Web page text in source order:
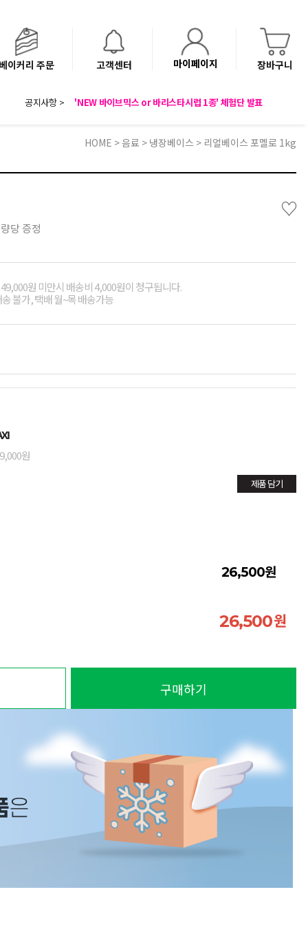
베이커리 주문 고객센터 마이페이지 장바구니
공지사항 >
'NEW 바이브믹스 or 바리스타시럽 1종' 체험단 발표
HOME >음료 > 냉장베이스 > 리얼베이스 포멜로 1kg
♡
당 증정
원 미만시 배송비 4,000원이 청구됩니다.
불가, 택배 월~목 배송가능
9,000원
제품 담기
26,500원
26,500원
구매하기